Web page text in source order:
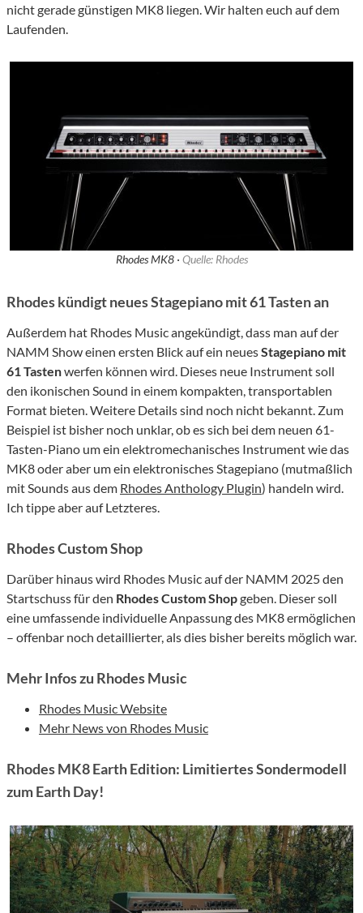
nicht gerade günstigen MK8 liegen. Wir halten euch auf dem
Laufenden.
Rhodes MK8 · Quelle: Rhodes
Rhodes kündigt neues Stagepiano mit 61 Tasten an
Außerdem hat Rhodes Music angekündigt, dass man auf der
NAMM Show einen ersten Blick auf ein neuesStagepiano mit
61 Tastenwerfen können wird. Dieses neue Instrument soll
den ikonischen Sound in einem kompakten, transportablen
Format bieten. Weitere Details sind noch nicht bekannt. Zum
Beispiel ist bisher noch unklar, ob es sich bei dem neuen 61-
Tasten-Piano um ein elektromechanisches Instrument wie das
MK8 oder aber um ein elektronisches Stagepiano (mutmaßlich
mit Sounds aus dem Rhodes Anthology Plugin) handeln wird.
Ich tippe aber auf Letzteres.
Rhodes Custom Shop
Darüber hinaus wird Rhodes Music auf der NAMM 2025 den
Startschuss für den Rhodes Custom Shopgeben. Dieser soll
eine umfassende individuelle Anpassung des MK8 ermöglichen
– offenbar noch detaillierter, als dies bisher bereits möglich war.
Mehr Infos zu Rhodes Music
Rhodes Music Website
Mehr News von Rhodes Music
Rhodes MK8 Earth Edition: Limitiertes Sondermodell
zum Earth Day!